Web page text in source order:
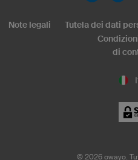
Note legali Tutela dei dati
di
© 2026owayo.